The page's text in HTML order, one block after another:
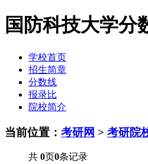
国防科技大学分
学校首页
招生简章
分数线
报录比
院校简介
当前位置： 考研网 > 考研院
共 0页0条记录